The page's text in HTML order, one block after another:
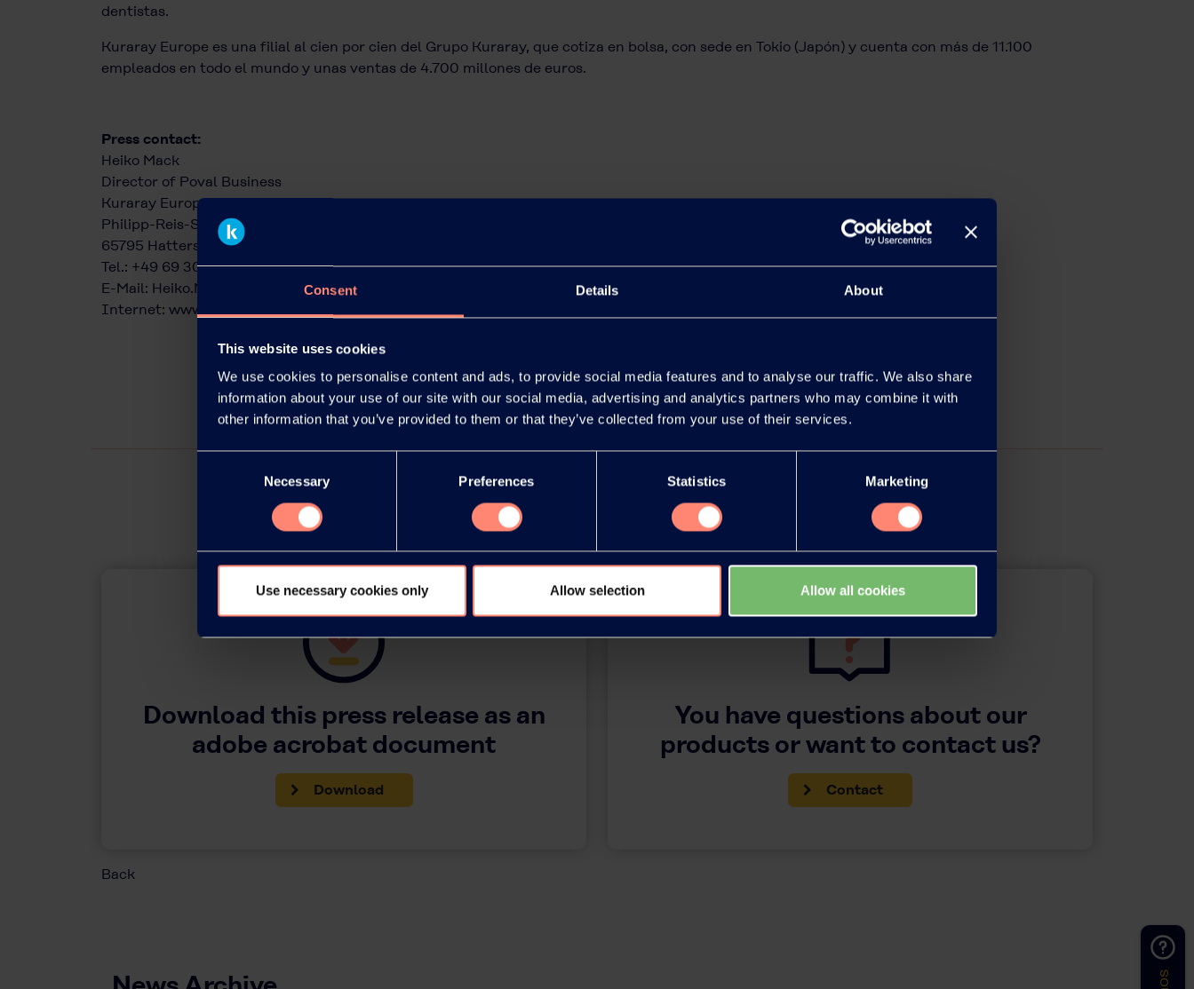
Consent Details About
This website uses cookies
We use cookies to personalise content and ads, to provide social media features and to analyse our traffic. We also share
information about your use of our site with our social media, advertising and analytics partners who may combine it with
other information that you’ve provided to them or that they’ve collected from your use of their services.
Necessary Preferences Statistics Marketing
Use necessary cookies only Allow selection Allow all cookies
dentistas.
Kuraray Europe es una filial al cien por cien del Grupo Kuraray, que cotiza en bolsa, con sede en Tokio (Japón) y cuenta con más de 11.100
empleados en todo el mundo y unas ventas de 4.700 millones de euros.
Press contact:
Heiko Mack
Director of Poval Business
Kuraray Europe GmbH
Philipp-Reis-Straße 4
65795 Hattersheim am Main
Tel.: +49 69 305 85343
E-Mail: Heiko.Mack@kuraray.com
Internet: www.kuraray-poval.com
Download this press release as an
adobe acrobat document
Download
You have questions about our
products or want to contact us?
Contact
Back